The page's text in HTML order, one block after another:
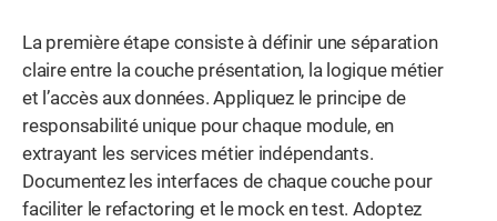
La première étape consiste à définir une séparation
claire entre la couche présentation, la logique métier
et l’accès aux données. Appliquez le principe de
responsabilité unique pour chaque module, en
extrayant les services métier indépendants.
Documentez les interfaces de chaque couche pour
faciliter le refactoring et le mock en test. Adoptez